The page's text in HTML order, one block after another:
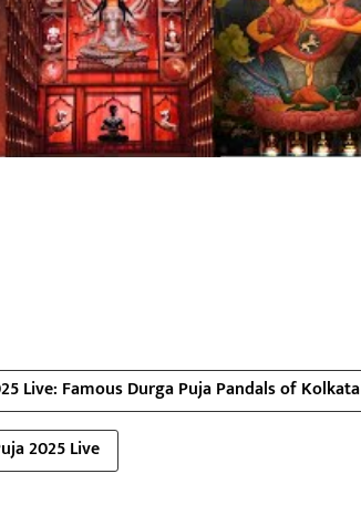
Live: Famous Durga Puja Pandals of Kolkata
2025 Live